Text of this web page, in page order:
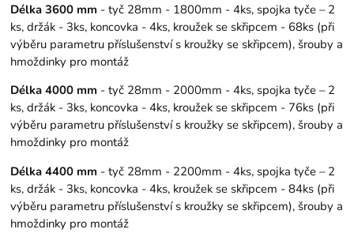
Délka 3600 mm - tyč 28mm - 1800mm - 4ks, spojka tyče – 2
ks, držák - 3ks, koncovka - 4ks, kroužek se skřipcem - 68ks (při
výběru parametru příslušenství s kroužky se skřipcem), šrouby a
hmoždinky pro montáž
Délka 4000 mm - tyč 28mm - 2000mm - 4ks, spojka tyče – 2
ks, držák - 3ks, koncovka - 4ks, kroužek se skřipcem - 76ks (při
výběru parametru příslušenství s kroužky se skřipcem), šrouby a
hmoždinky pro montáž
Délka 4400 mm - tyč 28mm - 2200mm - 4ks, spojka tyče – 2
ks, držák - 3ks, koncovka - 4ks, kroužek se skřipcem - 84ks (při
výběru parametru příslušenství s kroužky se skřipcem), šrouby a
hmoždinky pro montáž